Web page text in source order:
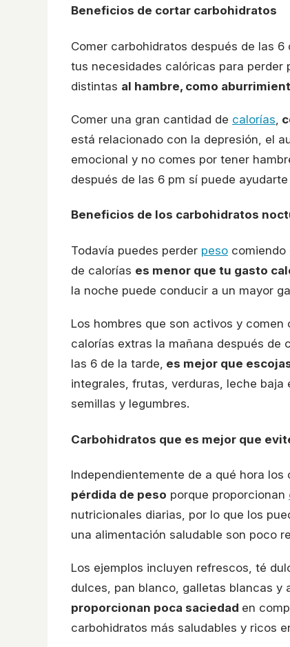
Beneficios de cortar carbohidratos
Comer carbohidratos después de las
tus necesidades calóricas para perder
distintas al hambre, como
Comer una gran cantidad de calorías
está relacionado con la depresión, el
emocional y no comes por tener
después de las 6 pm sí puede
Beneficios de los carbohidratos
Todavía puedes perder peso comiendo
de calorías es menor que tu gasto
la noche puede conducir a un mayor
Los hombres que son activos y comen
calorías extras la mañana después de
las 6 de la tarde, es mejor que
integrales, frutas, verduras, leche
semillas y legumbres.
Carbohidratos que es mejor que
Independientemente de a qué hora los
pérdida de peso porque proporcionan
nutricionales diarias, por lo que los
una alimentación saludable son poco
Los ejemplos incluyen refrescos, té
dulces, pan blanco, galletas blancas y
proporcionan poca saciedad en
carbohidratos más saludables y ricos